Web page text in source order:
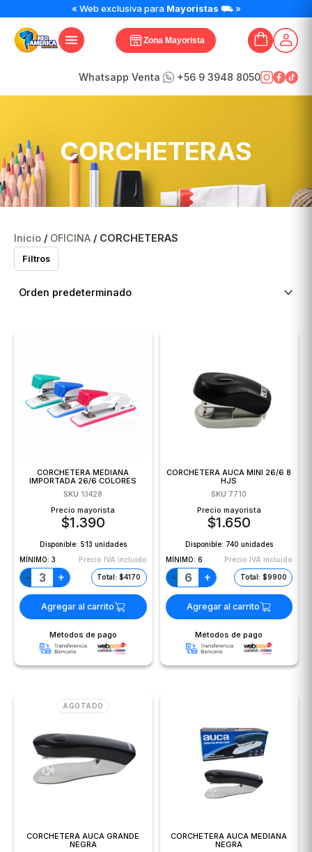
« Web exclusiva para Mayoristas ⛟ »
Zona Mayorista
Whatsapp Venta +56 9 3948 8050
CORCHETERAS
Inicio / OFICINA / CORCHETERAS
Filtros
CORCHETERA MEDIANA
IMPORTADA 26/6 COLORES
FS029
SKU 13428
Precio mayorista
$1.390
Disponible: 513 unidades
MÍNIMO: 3 Precio IVA incluido
− + Total: $4170
Agregar al carrito
Métodos de pago
CORCHETERA AUCA MINI 26/6 8
HJS
SKU 7710
Precio mayorista
$1.650
Disponible: 740 unidades
MÍNIMO: 6 Precio IVA incluido
− + Total: $9900
Agregar al carrito
Métodos de pago
AGOTADO
CORCHETERA AUCA GRANDE
NEGRA
CORCHETERA AUCA MEDIANA
NEGRA